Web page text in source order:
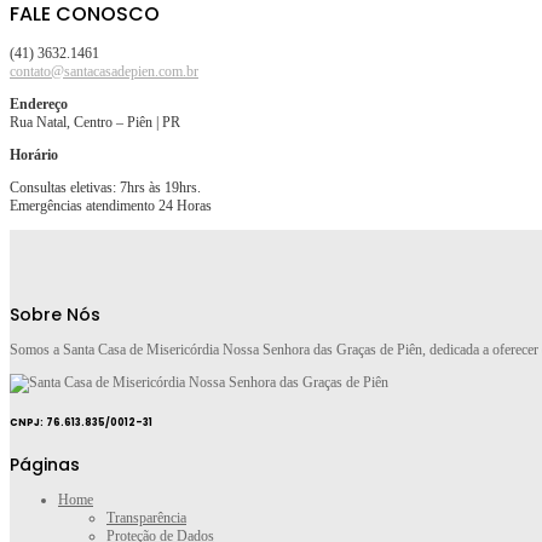
FALE CONOSCO
(41) 3632.1461
contato@santacasadepien.com.br
Endereço
Rua Natal, Centro – Piên | PR
Horário
Consultas eletivas: 7hrs às 19hrs.
Emergências atendimento 24 Horas
Sobre Nós
Somos a Santa Casa de Misericórdia Nossa Senhora das Graças de Piên, dedicada a
CNPJ: 76.613.835/0012-31
Páginas
Home
Transparência
Proteção de Dados